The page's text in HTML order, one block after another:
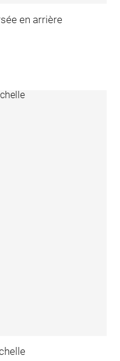
en arrière